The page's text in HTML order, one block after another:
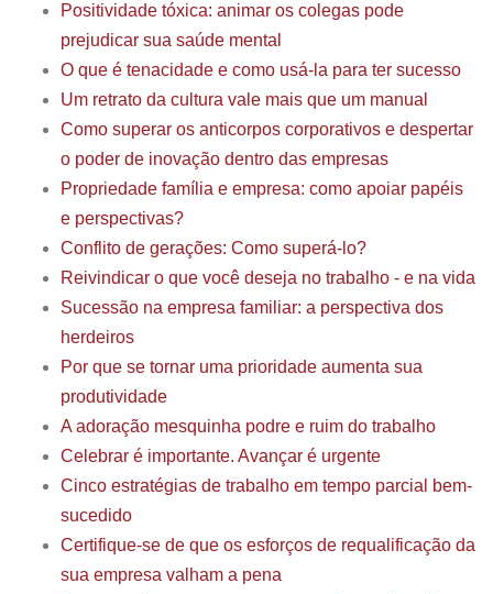
Positividade tóxica: animar os colegas pode
prejudicar sua saúde mental
O que é tenacidade e como usá-la para ter sucesso
Um retrato da cultura vale mais que um manual
Como superar os anticorpos corporativos e despertar
o poder de inovação dentro das empresas
Propriedade família e empresa: como apoiar papéis
e perspectivas?
Conflito de gerações: Como superá-lo?
Reivindicar o que você deseja no trabalho - e na vida
Sucessão na empresa familiar: a perspectiva dos
herdeiros
Por que se tornar uma prioridade aumenta sua
produtividade
A adoração mesquinha podre e ruim do trabalho
Celebrar é importante. Avançar é urgente
Cinco estratégias de trabalho em tempo parcial bem-
sucedido
Certifique-se de que os esforços de requalificação da
sua empresa valham a pena